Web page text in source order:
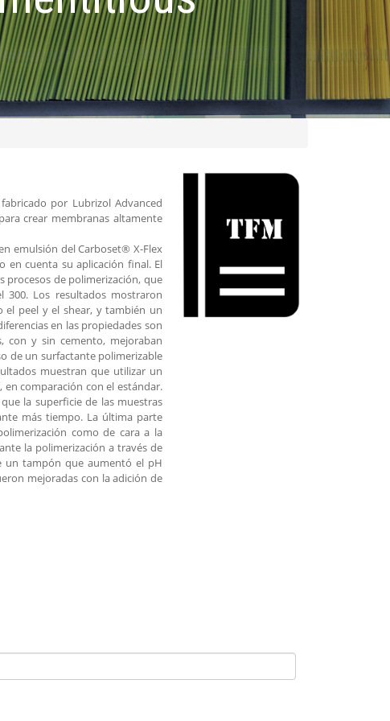
por Lubrizol Advanced
crear membranas altamente
emulsión del Carboset® X-Flex
en cuenta su aplicación final. El
procesos de polimerización, que
300. Los resultados mostraron
el peel y el shear, y también un
en las propiedades son
con y sin cemento, mejoraban
de un surfactante polimerizable
muestran que utilizar un
en comparación con el estándar.
la superficie de las muestras
más tiempo. La última parte
como de cara a la
la polimerización a través de
un tampón que aumentó el pH
mejoradas con la adición de